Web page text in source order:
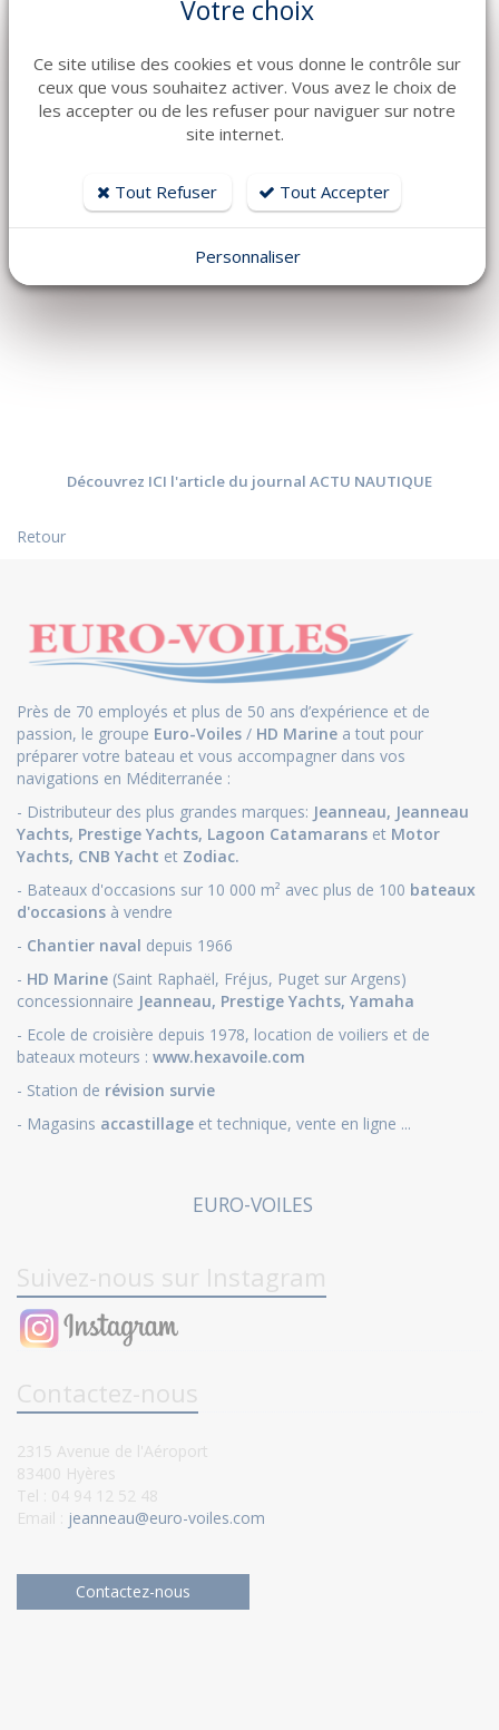
Contactez EURO-VOILES, votre nouveau
concessionnaire LAGOON dans le Var et les
Bouches du Rhône au 04.94.12.52.48
Découvrez ICI l'article du journal ACTU NAUTIQUE
Retour
Près de 70 employés et plus de 50 ans d’expérience et de
passion, le groupe Euro-Voiles / HD Marine a tout pour
préparer votre bateau et vous accompagner dans vos
navigations en Méditerranée :
- Distributeur des plus grandes marques: Jeanneau, Jeanneau
Yachts, Prestige Yachts, Lagoon Catamarans et Motor
Yachts, CNB Yacht et Zodiac.
- Bateaux d'occasions sur 10 000 m² avec plus de 100 bateaux
d'occasions à vendre
- Chantier naval depuis 1966
- HD Marine (Saint Raphaël, Fréjus, Puget sur Argens)
concessionnaire Jeanneau, Prestige Yachts, Yamaha
- Ecole de croisière depuis 1978, location de voiliers et de
bateaux moteurs : www.hexavoile.com
- Station de révision survie
- Magasins accastillage et technique, vente en ligne ...
EURO-VOILES
Suivez-nous sur Instagram
Contactez-nous
2315 Avenue de l'Aéroport
83400 Hyères
Tel : 04 94 12 52 48
Email :
jeanneau@euro-voiles.com
Contactez-nous
Votre choix
Ce site utilise des cookies et vous donne le contrôle sur
ceux que vous souhaitez activer. Vous avez le choix de
les accepter ou de les refuser pour naviguer sur notre
site internet.
Tout Refuser Tout Accepter
Personnaliser